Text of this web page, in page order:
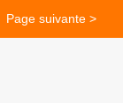
Page suivante >